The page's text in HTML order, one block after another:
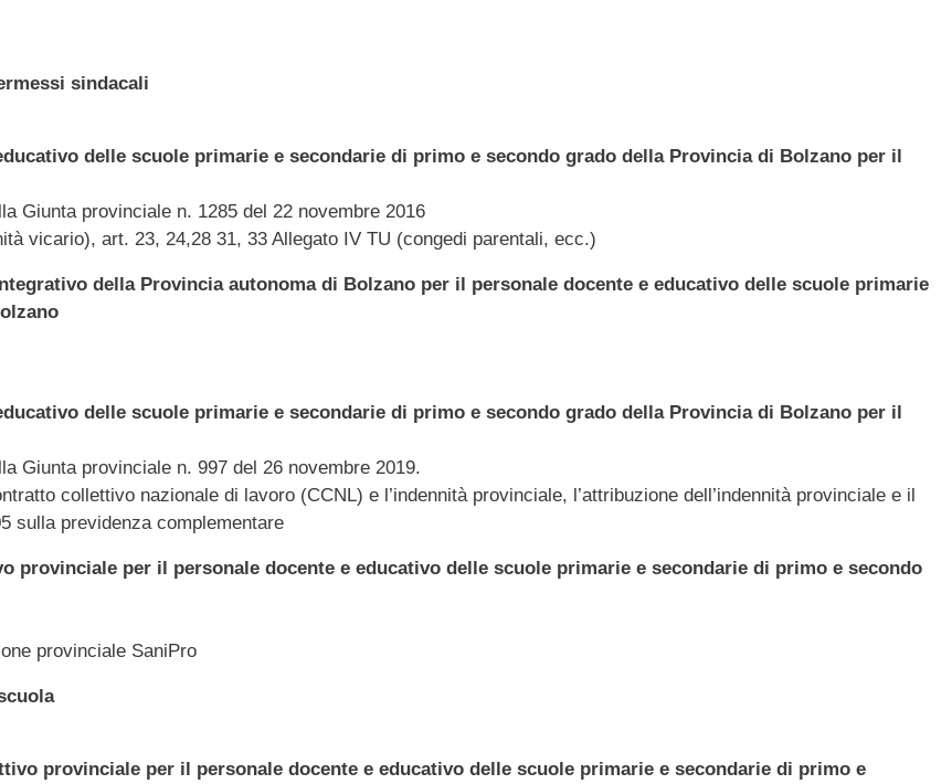
sindacali
delle scuole primarie e secondarie di primo e secondo grado della Provincia di Bolzano per il
Giunta provinciale n. 1285 del 22 novembre 2016
vicario), art. 23, 24,28 31, 33 Allegato IV TU (congedi parentali, ecc.)
della Provincia autonoma di Bolzano per il personale docente e educativo delle scuole primarie
delle scuole primarie e secondarie di primo e secondo grado della Provincia di Bolzano per il
Giunta provinciale n. 997 del 26 novembre 2019.
collettivo nazionale di lavoro (CCNL) e l’indennità provinciale, l’attribuzione dell’indennità provinciale e il
sulla previdenza complementare
provinciale per il personale docente e educativo delle scuole primarie e secondarie di primo e secondo
provinciale SaniPro
provinciale per il personale docente e educativo delle scuole primarie e secondarie di primo e